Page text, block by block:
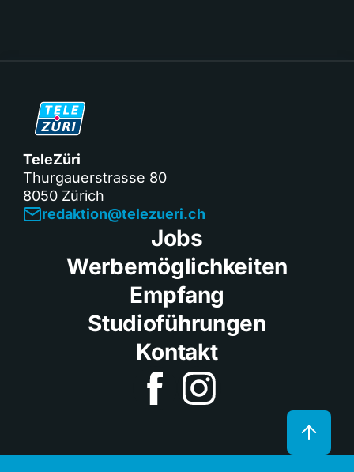
TeleZüri
Thurgauerstrasse 80
8050 Zürich
redaktion@telezueri.ch
Jobs
Werbemöglichkeiten
Empfang
Studioführungen
Kontakt